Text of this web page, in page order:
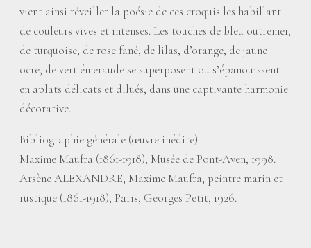
vient ainsi réveiller la poésie de ces croquis les habillant
de couleurs vives et intenses. Les touches de bleu outremer,
de turquoise, de rose fané, de lilas, d’orange, de jaune
ocre, de vert émeraude se superposent ou s’épanouissent
en aplats délicats et dilués, dans une captivante harmonie
décorative.
Bibliographie générale (œuvre inédite)
Maxime Maufra (1861-1918), Musée de Pont-Aven, 1998.
Arsène ALEXANDRE, Maxime Maufra, peintre marin et
rustique (1861-1918), Paris, Georges Petit, 1926.